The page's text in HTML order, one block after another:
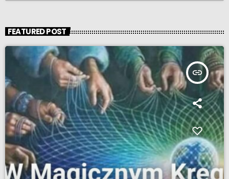
FEATURED POST
insert_link